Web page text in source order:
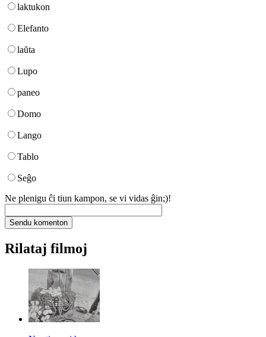
laktukon
Elefanto
laŭta
Lupo
paneo
Domo
Lango
Tablo
Seĝo
Ne plenigu ĉi tiun kampon, se vi vidas ĝin;)!
Rilataj filmoj